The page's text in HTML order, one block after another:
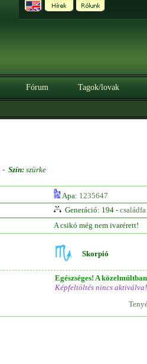
Fórum Tagok/lovak
- Szín: szürke
Apa: 1235647
Generáció: 194 - családfa
A csikó még nem ivarérett!
Skorpió
Egészséges! A
Képfeltöltés nincs aktiválva!